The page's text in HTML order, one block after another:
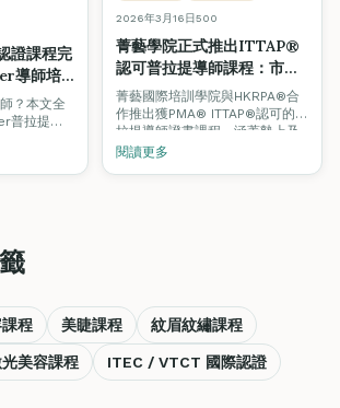
證課程完
導師培
業前景
？本文全
普拉提課
及就業薪
與Fine
2026年3月16日500
菁藝學院正式推出ITTAP®
認可普拉提導師課程：市場
趨勢、薪酬前景與入行指南
菁藝國際培訓學院與HKRPA®合
作推出獲PMA® ITTAP®認可的普
拉提導師證書課程，涵蓋墊上及
器械普拉提，由註冊物理治療師
閱讀更多
程 美睫課程 紋眉紋繡課程
美容課程 ITEC / VTCT 國際認證